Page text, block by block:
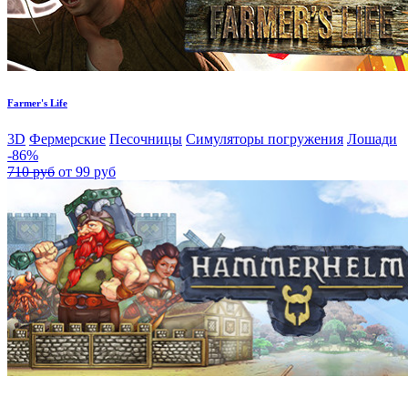
Farmer's Life
3D Фермерские Песочницы Симуляторы погружения Лошади
-86%
710 руб от 99 руб